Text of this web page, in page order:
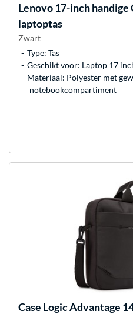
Lenovo17-inch handige
laptoptas
Zwart
Type: Tas
Geschikt voor: Laptop 17
Materiaal: Polyester met
notebookcompartiment
Case LogicAdvantage